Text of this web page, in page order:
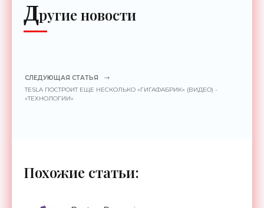
Другие новости
СЛЕДУЮЩАЯ СТАТЬЯ
TESLA ПОСТРОИТ ЕЩЕ НЕСКОЛЬКО «ГИГАФАБРИК» (ВИДЕО) -
«ТЕХНОЛОГИИ»
Похожие статьи: